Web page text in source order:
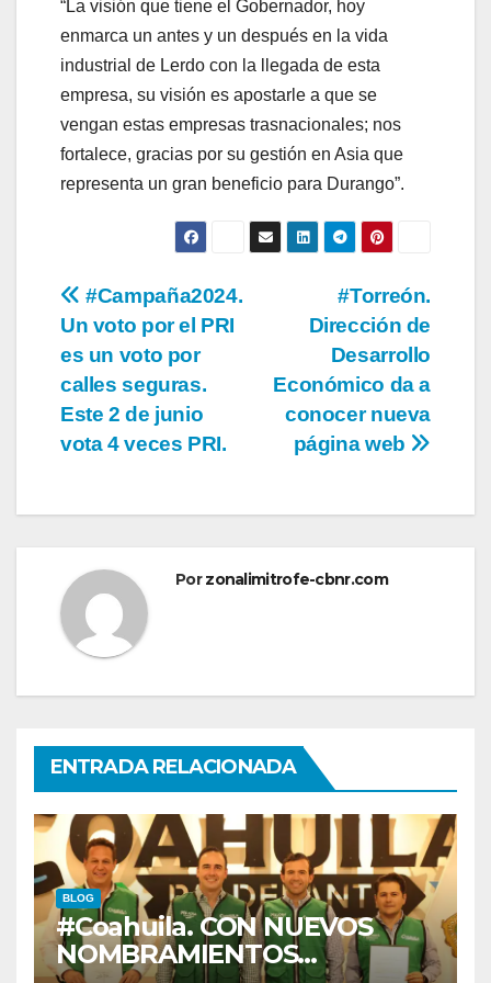
“La visión que tiene el Gobernador, hoy
enmarca un antes y un después en la vida
industrial de Lerdo con la llegada de esta
empresa, su visión es apostarle a que se
vengan estas empresas trasnacionales; nos
fortalece, gracias por su gestión en Asia que
representa un gran beneficio para Durango”.
Navegación
de
entradas
#Torreón.
Dirección de
Desarrollo
Económico da a
conocer nueva
página web
#Campaña2024.
Un voto por el PRI
es un voto por
calles seguras.
Este 2 de junio
vota 4 veces PRI.
Porzonalimitrofe-cbnr.com
ENTRADA RELACIONADA
BLOG
#Coahuila. CON NUEVOS
NOMBRAMIENTOS